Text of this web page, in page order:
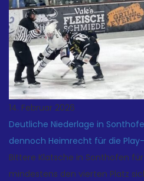
14. Februar 2026
Deutliche Niederlage in
dennoch Heimrecht für die
Bittere Klatsche in Sonthofen
mindestens den vierten Platz